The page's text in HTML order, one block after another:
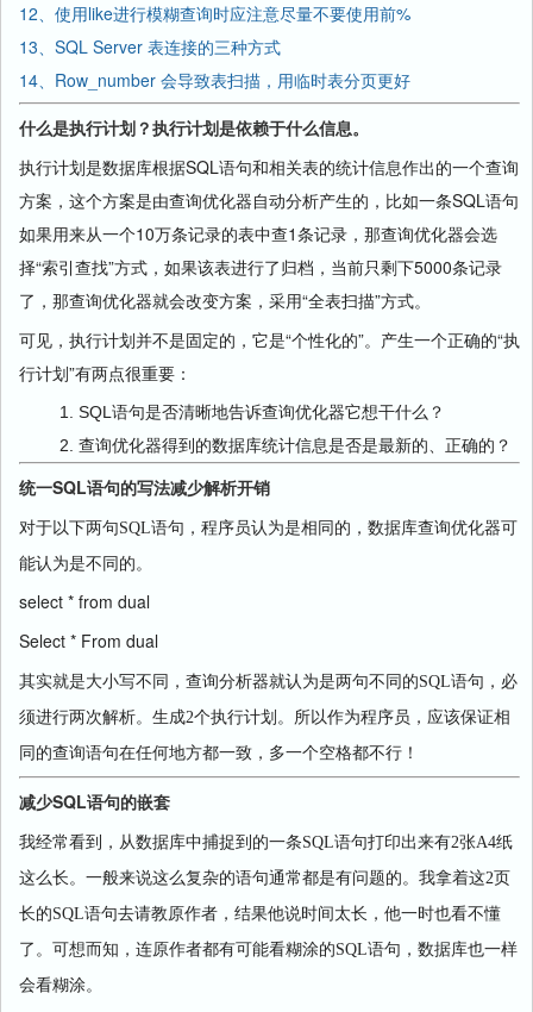
12、使用like进行模糊查询时应注意尽量不要使用前%
13、SQL Server 表连接的三种方式
14、Row_number 会导致表扫描，用临时表分页更好
什么是执行计划？执行计划是依赖于什么信息。
执行计划是数据库根据SQL语句和相关表的统计信息作出的一个查询
方案，这个方案是由查询优化器自动分析产生的，比如一条SQL语句
如果用来从一个10万条记录的表中查1条记录，那查询优化器会选
择“索引查找”方式，如果该表进行了归档，当前只剩下5000条记录
了，那查询优化器就会改变方案，采用“全表扫描”方式。
可见，执行计划并不是固定的，它是“个性化的”。产生一个正确的“执
行计划”有两点很重要：
SQL语句是否清晰地告诉查询优化器它想干什么？
查询优化器得到的数据库统计信息是否是最新的、正确的？
统一SQL语句的写法减少解析开销
对于以下两句SQL语句，程序员认为是相同的，数据库查询优化器可
能认为是不同的。
select * from dual
Select * From dual
其实就是大小写不同，查询分析器就认为是两句不同的SQL语句，必
须进行两次解析。生成2个执行计划。所以作为程序员，应该保证相
同的查询语句在任何地方都一致，多一个空格都不行！
减少SQL语句的嵌套
我经常看到，从数据库中捕捉到的一条SQL语句打印出来有2张A4纸
这么长。一般来说这么复杂的语句通常都是有问题的。我拿着这2页
长的SQL语句去请教原作者，结果他说时间太长，他一时也看不懂
了。可想而知，连原作者都有可能看糊涂的SQL语句，数据库也一样
会看糊涂。